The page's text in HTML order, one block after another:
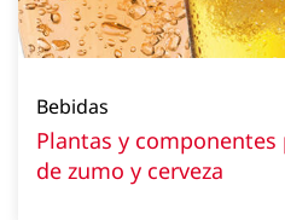
Bebidas
Plantas y
de zumo y cerveza